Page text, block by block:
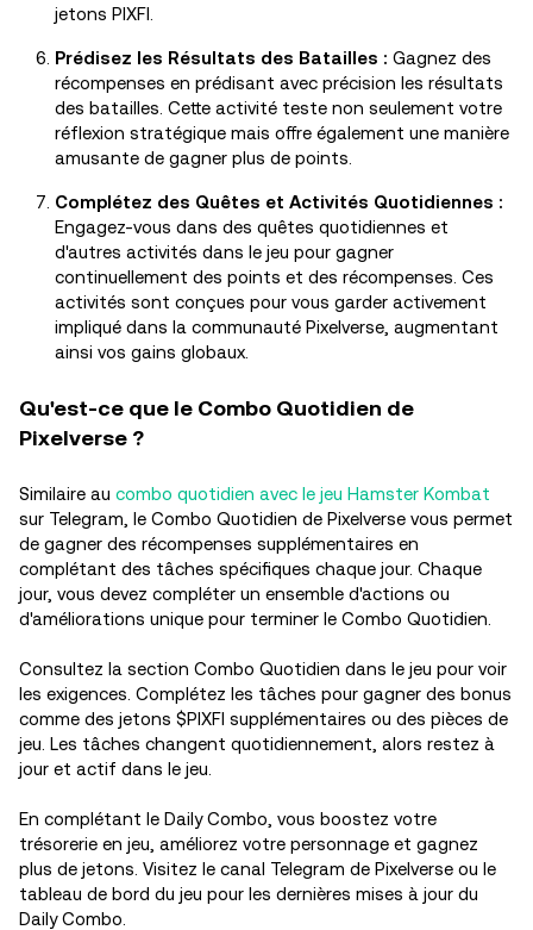
jetons PIXFI.
Prédisez les Résultats des Batailles : Gagnez des
récompenses en prédisant avec précision les résultats
des batailles. Cette activité teste non seulement votre
réflexion stratégique mais offre également une manière
amusante de gagner plus de points.
Complétez des Quêtes et Activités Quotidiennes :
Engagez-vous dans des quêtes quotidiennes et
d'autres activités dans le jeu pour gagner
continuellement des points et des récompenses. Ces
activités sont conçues pour vous garder activement
impliqué dans la communauté Pixelverse, augmentant
ainsi vos gains globaux.
Qu'est-ce que le Combo Quotidien de
Pixelverse ?
Similaire au combo quotidien avec le jeu Hamster Kombat
sur Telegram, le Combo Quotidien de Pixelverse vous permet
de gagner des récompenses supplémentaires en
complétant des tâches spécifiques chaque jour. Chaque
jour, vous devez compléter un ensemble d'actions ou
d'améliorations unique pour terminer le Combo Quotidien.
Consultez la section Combo Quotidien dans le jeu pour voir
les exigences. Complétez les tâches pour gagner des bonus
comme des jetons $PIXFI supplémentaires ou des pièces de
jeu. Les tâches changent quotidiennement, alors restez à
jour et actif dans le jeu.
En complétant le Daily Combo, vous boostez votre
trésorerie en jeu, améliorez votre personnage et gagnez
plus de jetons. Visitez le canal Telegram de Pixelverse ou le
tableau de bord du jeu pour les dernières mises à jour du
Daily Combo.